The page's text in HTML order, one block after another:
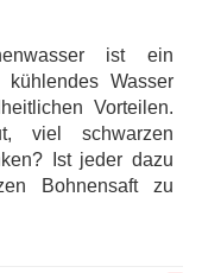
ist ein
kühlendes Wasser
Vorteilen.
viel schwarzen
Ist jeder dazu
Bohnensaft zu